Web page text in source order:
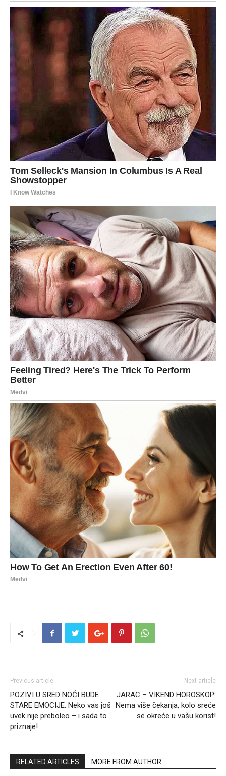
Previous article
POZIVI U SRED NOĆI BUDE
STARE EMOCIJE: Neko vas još
uvek nije preboleo – i sada to
priznaje!
Next article
JARAC – VIKEND HOROSKOP:
Nema više čekanja, kolo sreće
se okreće u vašu korist!
RELATED ARTICLES MORE FROM AUTHOR